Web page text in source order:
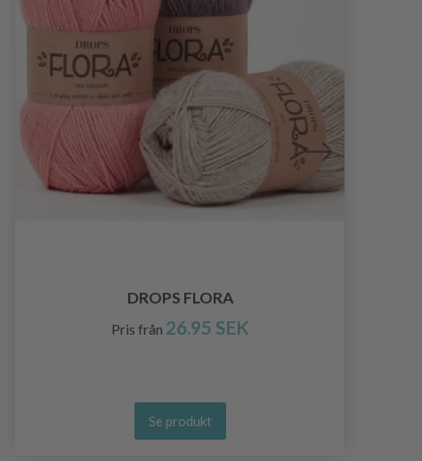
DROPS FLORA
Pris från 26.95 SEK
Se produkt